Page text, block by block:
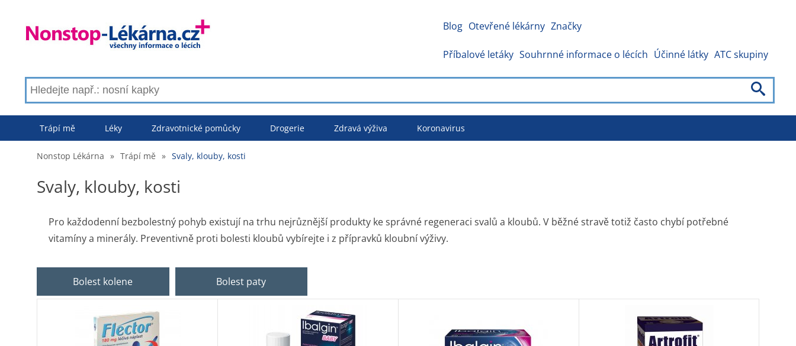
Blog Otevřené lékárny Značky
Příbalové letáky Souhrnné informace o lécích Účinné látky ATC skupiny
Trápí mě Léky Zdravotnické pomůcky Drogerie Zdravá výživa Koronavirus
Nonstop Lékárna » Trápí mě » Svaly, klouby, kosti
Svaly, klouby, kosti
Pro každodenní bezbolestný pohyb existují na trhu nejrůznější produkty ke správné regeneraci svalů a kloubů. V běžné stravě totiž často chybí potřebné
vitamíny a minerály. Preventivně proti bolesti kloubů vybírejte i z přípravků kloubní výživy.
Bolest kolene Bolest paty